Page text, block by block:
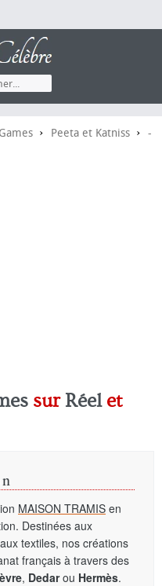
› Peeta et Katniss › -
sur Réelet
MAISON TRAMIS en
Destinées aux
textiles, nos créations
français à travers des
, Dedarou Hermès.